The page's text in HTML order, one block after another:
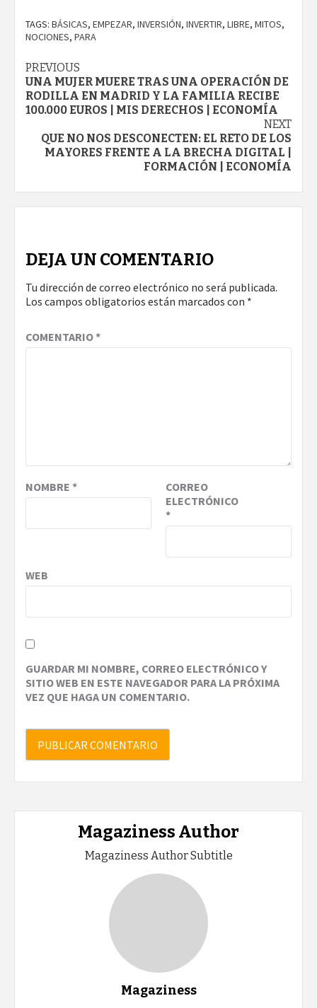
TAGS: BÁSICAS, EMPEZAR, INVERSIÓN, INVERTIR, LIBRE, MITOS,
NOCIONES, PARA
Continue
Reading
PREVIOUS
UNA MUJER MUERE TRAS UNA OPERACIÓN DE
RODILLA EN MADRID Y LA FAMILIA RECIBE
100.000 EUROS | MIS DERECHOS | ECONOMÍA
NEXT
QUE NO NOS DESCONECTEN: EL RETO DE LOS
MAYORES FRENTE A LA BRECHA DIGITAL |
FORMACIÓN | ECONOMÍA
DEJA UN COMENTARIO
Tu dirección de correo electrónico no será publicada.
Los campos obligatorios están marcados con *
COMENTARIO*
NOMBRE *
CORREO
ELECTRÓNICO
*
WEB
GUARDAR MI NOMBRE, CORREO ELECTRÓNICO Y
SITIO WEB EN ESTE NAVEGADOR PARA LA PRÓXIMA
VEZ QUE HAGA UN COMENTARIO.
Magaziness Author
Magaziness Author Subtitle
Magaziness